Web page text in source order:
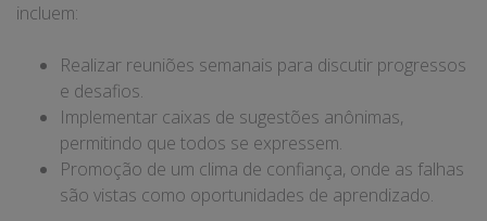
incluem:
Realizar reuniões semanais para discutir progressos
e desafios.
Implementar caixas de sugestões anônimas,
permitindo que todos se expressem.
Promoção de um clima de confiança, onde as falhas
são vistas como oportunidades de aprendizado.